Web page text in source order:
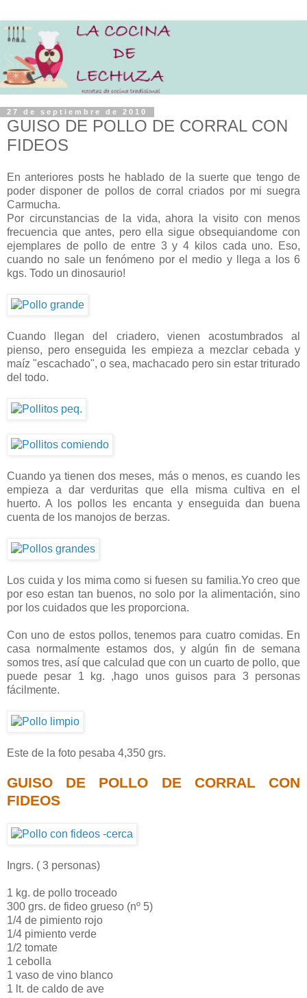
27 de septiembre de 2010
GUISO DE POLLO DE CORRAL CON
FIDEOS
En anteriores posts he hablado de la suerte que tengo de
poder disponer de pollos de corral criados por mi suegra
Carmucha.
Por circunstancias de la vida, ahora la visito con menos
frecuencia que antes, pero ella sigue obsequiandome con
ejemplares de pollo de entre 3 y 4 kilos cada uno. Eso,
cuando no sale un fenómeno por el medio y llega a los 6
kgs. Todo un dinosaurio!
Cuando llegan del criadero, vienen acostumbrados al
pienso, pero enseguida les empieza a mezclar cebada y
maíz "escachado", o sea, machacado pero sin estar triturado
del todo.
Cuando ya tienen dos meses, más o menos, es cuando les
empieza a dar verduritas que ella misma cultiva en el
huerto. A los pollos les encanta y enseguida dan buena
cuenta de los manojos de berzas.
Los cuida y los mima como si fuesen su familia.Yo creo que
por eso estan tan buenos, no solo por la alimentación, sino
por los cuidados que les proporciona.
Con uno de estos pollos, tenemos para cuatro comidas. En
casa normalmente estamos dos, y algún fin de semana
somos tres, así que calculad que con un cuarto de pollo, que
puede pesar 1 kg. ,hago unos guisos para 3 personas
fácilmente.
Este de la foto pesaba 4,350 grs.
GUISO DE POLLO DE CORRAL CON
FIDEOS
Ingrs. ( 3 personas)
1 kg. de pollo troceado
300 grs. de fideo grueso (nº 5)
1/4 de pimiento rojo
1/4 pimiento verde
1/2 tomate
1 cebolla
1 vaso de vino blanco
1 lt. de caldo de ave